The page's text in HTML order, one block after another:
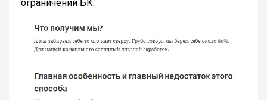
ограничений БК.